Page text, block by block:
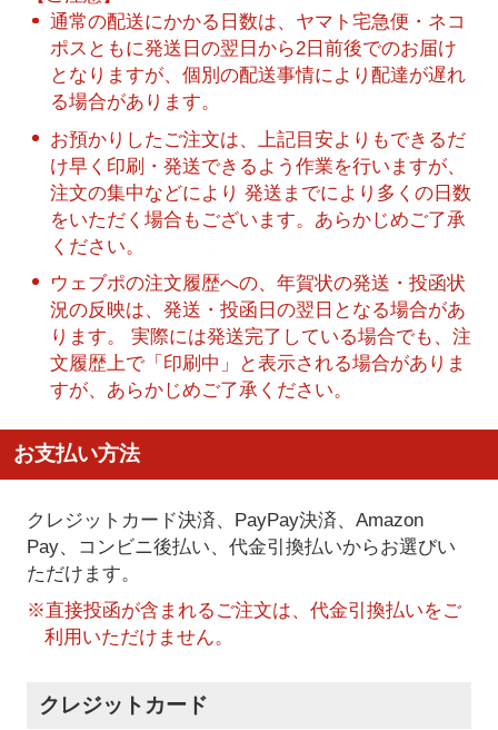
通常の配送にかかる日数は、ヤマト宅急便・ネコ
ポスともに発送日の翌日から2日前後でのお届け
となりますが、個別の配送事情により配達が遅れ
る場合があります。
お預かりしたご注文は、上記目安よりもできるだ
け早く印刷・発送できるよう作業を行いますが、
注文の集中などにより 発送までにより多くの日数
をいただく場合もございます。あらかじめご了承
ください。
ウェブポの注文履歴への、年賀状の発送・投函状
況の反映は、発送・投函日の翌日となる場合があ
ります。 実際には発送完了している場合でも、注
文履歴上で「印刷中」と表示される場合がありま
すが、あらかじめご了承ください。
お支払い方法
クレジットカード決済、PayPay決済、Amazon
Pay、コンビニ後払い、代金引換払いからお選びい
ただけます。
※直接投函が含まれるご注文は、代金引換払いをご
利用いただけません。
クレジットカード